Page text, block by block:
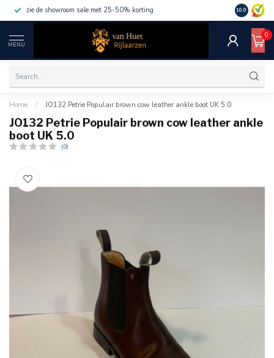
zie de showroom sale met 25-50% korting 10.0
MENU
0
Home / JO132 Petrie Populair brown cow leather ankle boot UK 5.0
JO132 Petrie Populair brown cow leather ankle
boot UK 5.0
(0)